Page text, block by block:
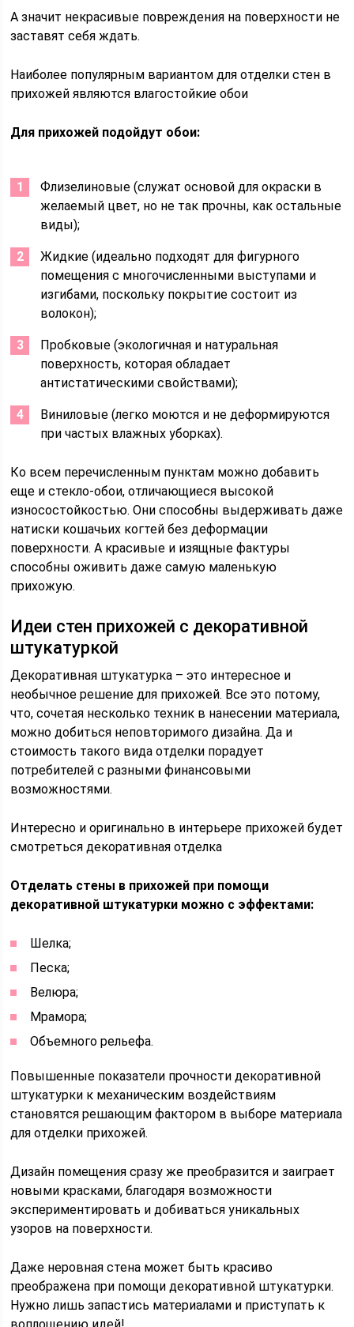
А значит некрасивые повреждения на поверхности не
заставят себя ждать.
Наиболее популярным вариантом для отделки стен в
прихожей являются влагостойкие обои
Для прихожей подойдут обои:
Флизелиновые (служат основой для окраски в
желаемый цвет, но не так прочны, как остальные
виды);
Жидкие (идеально подходят для фигурного
помещения с многочисленными выступами и
изгибами, поскольку покрытие состоит из
волокон);
Пробковые (экологичная и натуральная
поверхность, которая обладает
антистатическими свойствами);
Виниловые (легко моются и не деформируются
при частых влажных уборках).
Ко всем перечисленным пунктам можно добавить
еще и стекло-обои, отличающиеся высокой
износостойкостью. Они способны выдерживать даже
натиски кошачьих когтей без деформации
поверхности. А красивые и изящные фактуры
способны оживить даже самую маленькую
прихожую.
Идеи стен прихожей с декоративной
штукатуркой
Декоративная штукатурка – это интересное и
необычное решение для прихожей. Все это потому,
что, сочетая несколько техник в нанесении материала,
можно добиться неповторимого дизайна. Да и
стоимость такого вида отделки порадует
потребителей с разными финансовыми
возможностями.
Интересно и оригинально в интерьере прихожей будет
смотреться декоративная отделка
Отделать стены в прихожей при помощи
декоративной штукатурки можно с эффектами:
Шелка;
Песка;
Велюра;
Мрамора;
Объемного рельефа.
Повышенные показатели прочности декоративной
штукатурки к механическим воздействиям
становятся решающим фактором в выборе материала
для отделки прихожей.
Дизайн помещения сразу же преобразится и заиграет
новыми красками, благодаря возможности
экспериментировать и добиваться уникальных
узоров на поверхности.
Даже неровная стена может быть красиво
преображена при помощи декоративной штукатурки.
Нужно лишь запастись материалами и приступать к